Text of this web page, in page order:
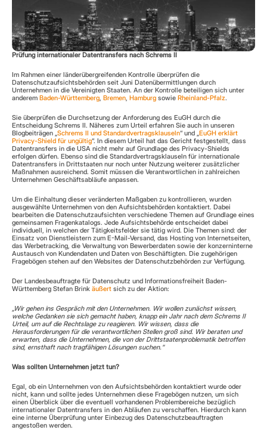
Prüfung internationaler Datentransfers nach Schrems II
Im Rahmen einer länderübergreifenden Kontrolle überprüfen die
Datenschutzaufsichtsbehörden seit Juni Datenübermittlungen durch
Unternehmen in die Vereinigten Staaten. An der Kontrolle beteiligen sich unter
anderem Baden-Württemberg, Bremen, Hamburg sowie Rheinland-Pfalz.
Sie überprüfen die Durchsetzung der Anforderung des EuGH durch die
Entscheidung Schrems II. Näheres zum Urteil erfahren Sie auch in unseren
Blogbeiträgen „Schrems II und Standardvertragsklauseln“ und „EuGH erklärt
Privacy-Shield für ungültig“. In diesem Urteil hat das Gericht festgestellt, dass
Datentransfers in die USA nicht mehr auf Grundlage des Privacy-Shields
erfolgen dürfen. Ebenso sind die Standardvertragsklauseln für internationale
Datentransfers in Drittstaaten nur noch unter Nutzung weiterer zusätzlicher
Maßnahmen ausreichend. Somit müssen die Verantwortlichen in zahlreichen
Unternehmen Geschäftsabläufe anpassen.
Um die Einhaltung dieser veränderten Maßgaben zu kontrollieren, wurden
ausgewählte Unternehmen von den Aufsichtsbehörden kontaktiert. Dabei
bearbeiten die Datenschutzaufsichten verschiedene Themen auf Grundlage eines
gemeinsamen Fragenkatalogs. Jede Aufsichtsbehörde entscheidet dabei
individuell, in welchen der Tätigkeitsfelder sie tätig wird. Die Themen sind: der
Einsatz von Dienstleistern zum E-Mail-Versand, das Hosting von Internetseiten,
das Werbetracking, die Verwaltung von Bewerberdaten sowie der konzerninterne
Austausch von Kundendaten und Daten von Beschäftigten. Die zugehörigen
Fragebögen stehen auf den Websites der Datenschutzbehörden zur Verfügung.
Der Landesbeauftragte für Datenschutz und Informationsfreiheit Baden-
Württemberg Stefan Brink äußert sich zu der Aktion:
„Wir gehen ins Gespräch mit den Unternehmen. Wir wollen zunächst wissen,
welche Gedanken sie sich gemacht haben, knapp ein Jahr nach dem Schrems II
Urteil, um auf die Rechtslage zu reagieren. Wir wissen, dass die
Herausforderungen für die verantwortlichen Stellen groß sind. Wir beraten und
erwarten, dass die Unternehmen, die von der Drittstaatenproblematik betroffen
sind, ernsthaft nach tragfähigen Lösungen suchen.“
Was sollten Unternehmen jetzt tun?
Egal, ob ein Unternehmen von den Aufsichtsbehörden kontaktiert wurde oder
nicht, kann und sollte jedes Unternehmen diese Fragebögen nutzen, um sich
einen Überblick über die eventuell vorhandenen Problembereiche bezüglich
internationaler Datentransfers in den Abläufen zu verschaffen. Hierdurch kann
eine interne Überprüfung unter Einbezug des Datenschutzbeauftragten
angestoßen werden.